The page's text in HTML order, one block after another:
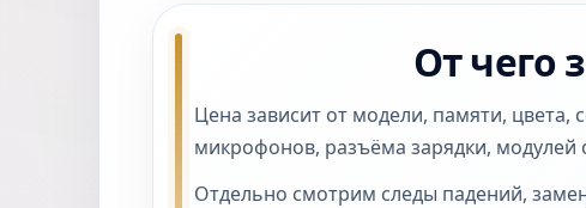
От чего
Цена зависит от модели, памяти, цвета,
микрофонов, разъёма зарядки, модулей
Отдельно смотрим следы падений,